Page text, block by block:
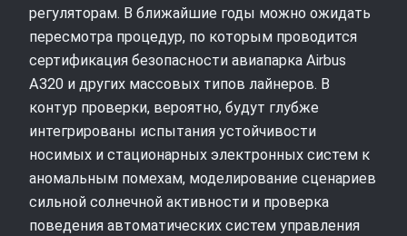
регуляторам. В ближайшие годы можно ожидать
пересмотра процедур, по которым проводится
сертификация безопасности авиапарка Airbus
A320 и других массовых типов лайнеров. В
контур проверки, вероятно, будут глубже
интегрированы испытания устойчивости
носимых и стационарных электронных систем к
аномальным помехам, моделирование сценариев
сильной солнечной активности и проверка
поведения автоматических систем управления